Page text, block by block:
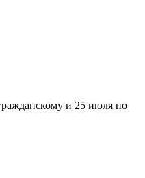
и 25 июля по